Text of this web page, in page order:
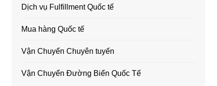
Dịch vụ Fulfillment Quốc tế
Mua hàng Quốc tế
Vận Chuyển Chuyên tuyến
Vận Chuyển Đường Biển Quốc Tế